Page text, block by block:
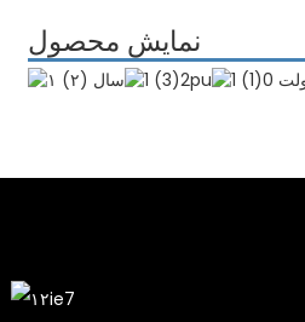
نمایش محصول